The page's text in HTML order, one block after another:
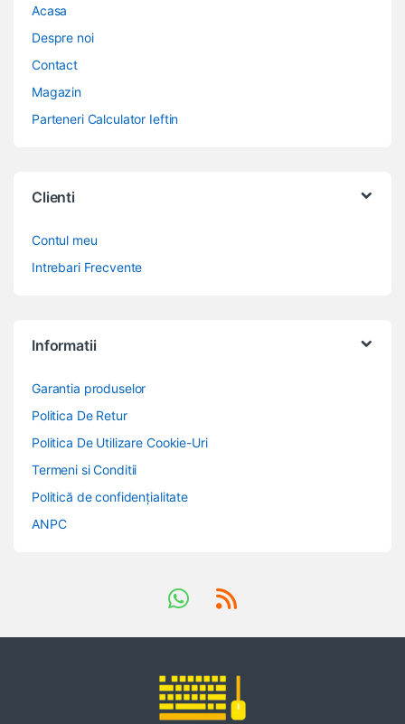
Acasa
Despre noi
Contact
Magazin
Parteneri Calculator Ieftin
Clienti
Contul meu
Intrebari Frecvente
Informatii
Garantia produselor
Politica De Retur
Politica De Utilizare Cookie-Uri
Termeni si Conditii
Politică de confidențialitate
ANPC